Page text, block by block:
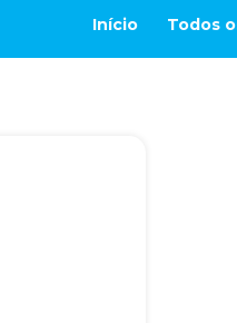
Início Todos